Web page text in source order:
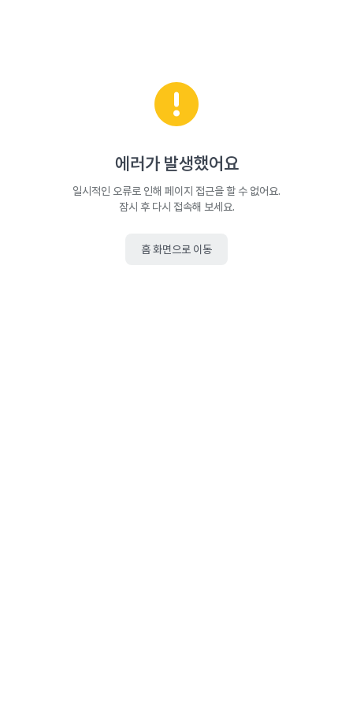
에러가 발생했어요
일시적인 오류로 인해 페이지 접근을 할 수 없어요.
잠시 후 다시 접속해 보세요.
홈 화면으로 이동